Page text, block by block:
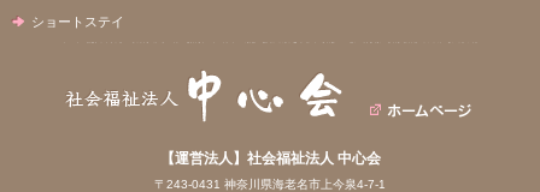
ショートステイ
【運営法人】社会福祉法人 中心会
〒243-0431 神奈川県海老名市上今泉4-7-1